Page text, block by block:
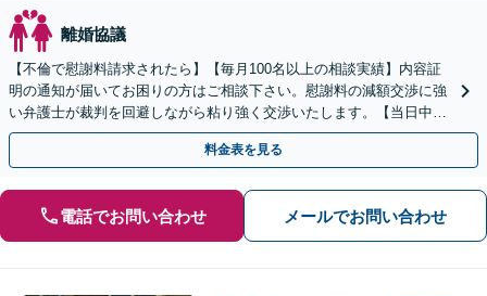
離婚協議
【不倫で慰謝料請求されたら】【毎月100名以上の相談実績】内容証
明の通知が届いてお困りの方はご相談下さい。慰謝料の減額交渉に強
い弁護士が裁判を回避しながら粘り強く交渉いたします。【当日中の
相談可(予約制)】【関西全域対応】
料金表を見る
電話でお問い合わせ メールでお問い合わせ